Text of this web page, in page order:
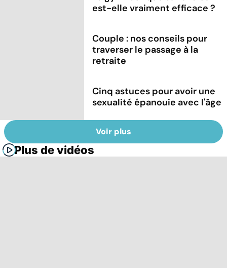
est-elle vraiment efficace ?
Couple : nos conseils pour
traverser le passage à la
retraite
Cinq astuces pour avoir une
sexualité épanouie avec l'âge
Voir plus
Plus de vidéos